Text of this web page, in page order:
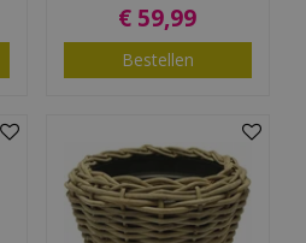
€ 59,99
Bestellen